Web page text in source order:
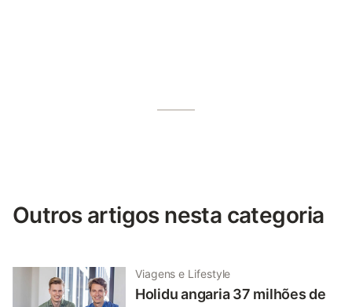
Outros artigos nesta categoria
Viagens e Lifestyle
Holidu angaria 37 milhões de